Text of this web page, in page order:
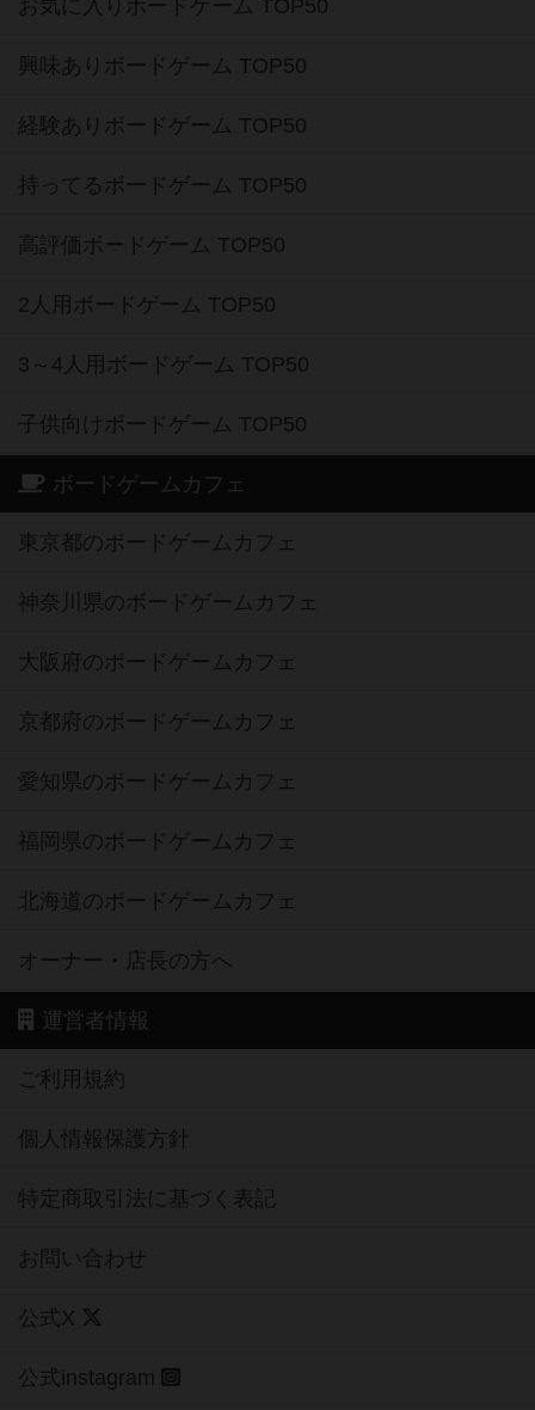
お気に入りボードゲーム TOP50
興味ありボードゲーム TOP50
経験ありボードゲーム TOP50
持ってるボードゲーム TOP50
高評価ボードゲーム TOP50
2人用ボードゲーム TOP50
3～4人用ボードゲーム TOP50
子供向けボードゲーム TOP50
ボードゲームカフェ
東京都のボードゲームカフェ
神奈川県のボードゲームカフェ
大阪府のボードゲームカフェ
京都府のボードゲームカフェ
愛知県のボードゲームカフェ
福岡県のボードゲームカフェ
北海道のボードゲームカフェ
オーナー・店長の方へ
運営者情報
ご利用規約
個人情報保護方針
特定商取引法に基づく表記
お問い合わせ
公式X
公式instagram